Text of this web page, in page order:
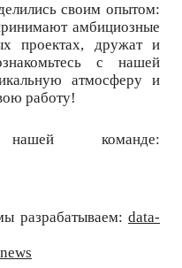
своим опытом:
амбициозные
проектах, дружат и
с нашей
атмосферу и
работу!
команде:
разрабатываем: data-